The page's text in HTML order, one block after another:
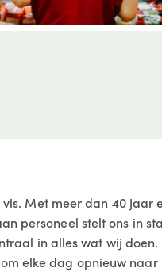
Met meer dan 40 jaar
personeel stelt ons in
in alles wat wij
elke dag opnieuw